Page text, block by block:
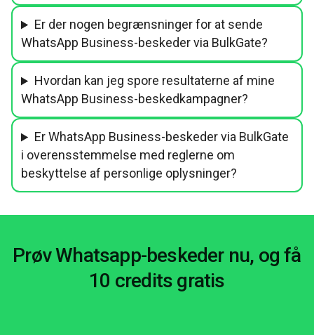
Er der nogen begrænsninger for at sende
WhatsApp Business-beskeder via BulkGate?
Hvordan kan jeg spore resultaterne af mine
WhatsApp Business-beskedkampagner?
Er WhatsApp Business-beskeder via BulkGate
i overensstemmelse med reglerne om
beskyttelse af personlige oplysninger?
Prøv Whatsapp-beskeder nu, og få
10 credits gratis